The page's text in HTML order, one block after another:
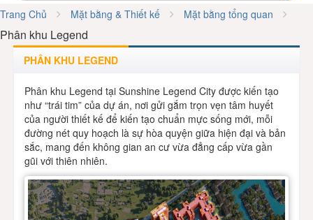
Trang Chủ Mặt bằng & Thiết kế Mặt bằng tổng quan
Phân khu Legend
PHÂN KHU LEGEND
Phân khu Legend tại Sunshine Legend City được kiến tạo
như “trái tim” của dự án, nơi gửi gắm trọn vẹn tâm huyết
của người thiết kế để kiến tạo chuẩn mực sống mới, mỗi
đường nét quy hoạch là sự hòa quyện giữa hiện đại và bản
sắc, mang đến không gian an cư vừa đẳng cấp vừa gần
gũi với thiên nhiên.